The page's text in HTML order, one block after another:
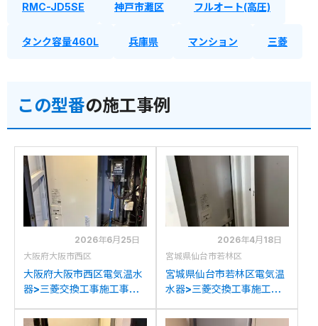
RMC-JD5SE 神戸市灘区 フルオート(高圧)
タンク容量460L 兵庫県 マンション 三菱
この型番の施工事例
2026年6月25日
大阪府大阪市西区
大阪府大阪市西区電気温水
器>三菱交換工事施工事
2TEB463RAUから三菱
2026年4月18日
宮城県仙台市若林区
宮城県仙台市若林区電気温
水器>三菱交換工事施工事
4668WFUDM-BLから三